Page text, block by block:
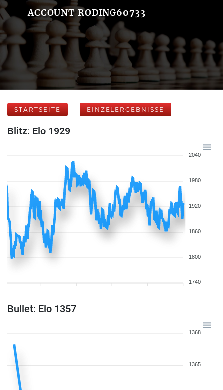
ACCOUNT RODING60733
STARTSEITE EINZELERGEBNISSE
Blitz: Elo 1929
2040
1980
1920
1860
1800
1740
Bullet: Elo 1357
1368
1365